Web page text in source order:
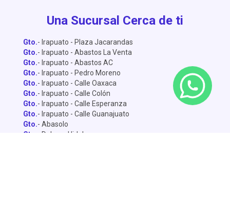
Una Sucursal Cerca de ti
Gto.- Irapuato - Plaza Jacarandas
Gto.- Irapuato - Abastos La Venta
Gto.- Irapuato - Abastos AC
Gto.- Irapuato - Pedro Moreno
Gto.- Irapuato - Calle Oaxaca
Gto.- Irapuato - Calle Colón
Gto.- Irapuato - Calle Esperanza
Gto.- Irapuato - Calle Guanajuato
Gto.- Abasolo
Gto.
- Dolores Hidalgo